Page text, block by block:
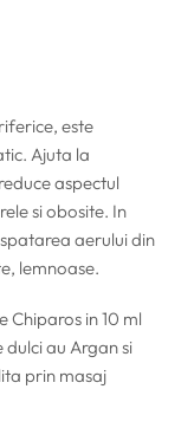
este
Ajuta la
aspectul
si obosite. In
aerului din
lemnoase.
Chiparos in 10 ml
au Argan si
prin masaj